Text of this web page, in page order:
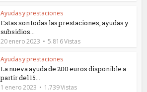
Ayudas y prestaciones
Estas son todas las prestaciones, ayudas y
subsidios...
20 enero 2023 5.816 Vistas
Ayudas y prestaciones
La nueva ayuda de 200 euros disponible a
partir del 15...
1 enero 2023 1.739 Vistas